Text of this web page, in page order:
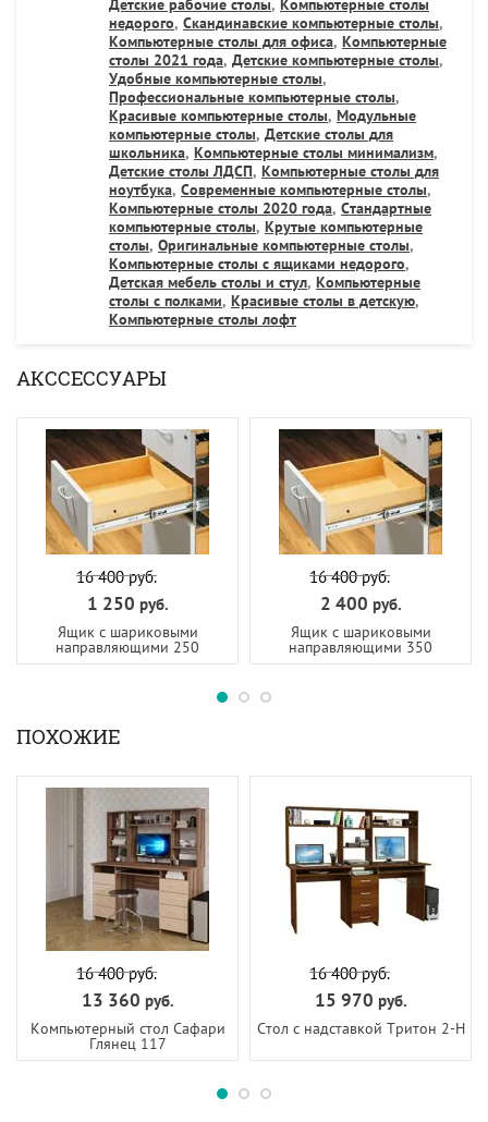
Детские рабочие столы, Компьютерные столы
недорого, Скандинавские компьютерные столы,
Компьютерные столы для офиса, Компьютерные
столы 2021 года, Детские компьютерные столы,
Удобные компьютерные столы,
Профессиональные компьютерные столы,
Красивые компьютерные столы, Модульные
компьютерные столы, Детские столы для
школьника, Компьютерные столы минимализм,
Детские столы ЛДСП, Компьютерные столы для
ноутбука, Современные компьютерные столы,
Компьютерные столы 2020 года, Стандартные
компьютерные столы, Крутые компьютерные
столы, Оригинальные компьютерные столы,
Компьютерные столы с ящиками недорого,
Детская мебель столы и стул, Компьютерные
столы с полками, Красивые столы в детскую,
Компьютерные столы лофт
АКССЕССУАРЫ
16 400руб.
1 250 руб.
Ящик с шариковыми
направляющими 250
16 400руб.
2 400 руб.
Ящик с шариковыми
направляющими 350
ПОХОЖИЕ
16 400руб.
13 360 руб.
Компьютерный стол Сафари
Глянец 117
16 400руб.
15 970 руб.
Стол с надставкой Тритон 2-Н